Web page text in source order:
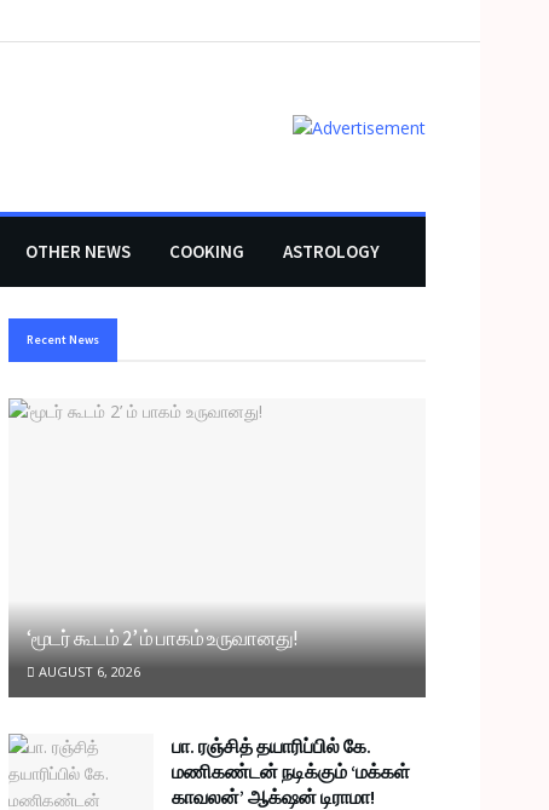
OTHER NEWS COOKING ASTROLOGY
Recent News
‘மூடர் கூடம் 2’ ம் பாகம் உருவானது!
AUGUST 6, 2026
பா. ரஞ்சித் தயாரிப்பில் கே.
மணிகண்டன் நடிக்கும் ‘மக்கள்
காவலன்’ ஆக்‌ஷன் டிராமா!